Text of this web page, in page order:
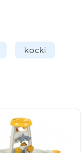
kocki